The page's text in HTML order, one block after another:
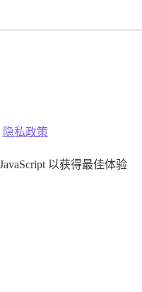
隐私政策
以获得最佳体验